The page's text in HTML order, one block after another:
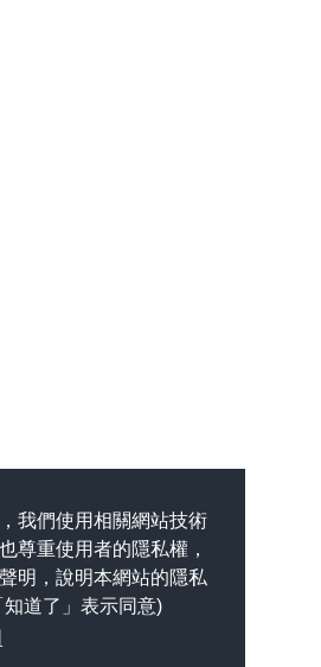
我們使用相關網站技術
尊重使用者的隱私權，
明，說明本網站的隱私
道了」表示同意)